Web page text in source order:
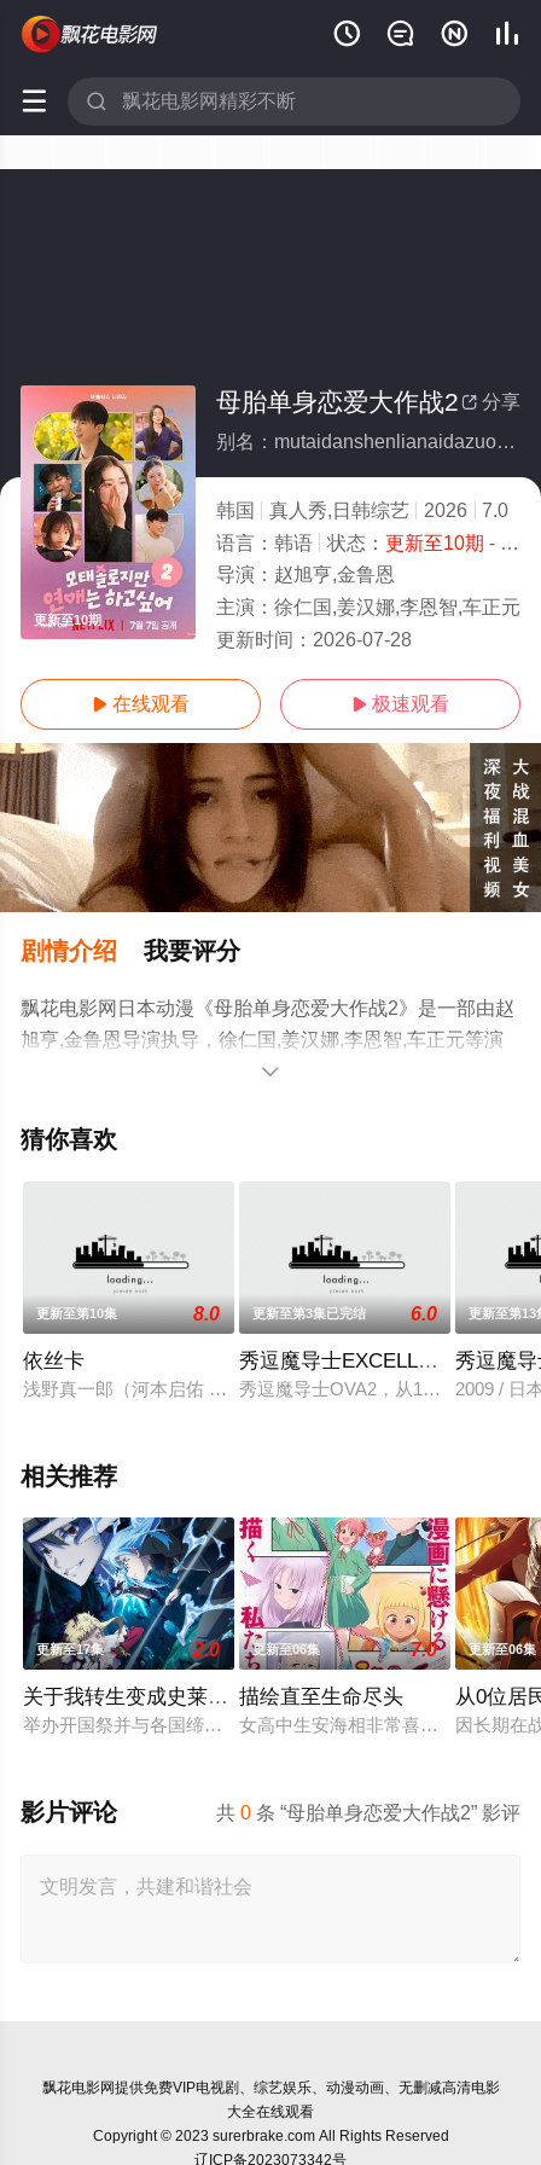
   
 
更新至10期
 分享
母胎单身恋爱大作战2
别名：mutaidanshenlianaidazuozhan2
韩国 真人秀,日韩综艺 2026
7.0
语言： 韩语 状态： 更新至10期 - 免费在线观看
导演： 赵旭亨,金鲁恩
主演： 徐仁国,姜汉娜,李恩智,车正元
更新时间： 2026-07-28
 在线观看  极速观看
剧情介绍 我要评分
飘花电影网日本动漫《母胎单身恋爱大作战2》是一部由赵
旭亨,金鲁恩导演执导，徐仁国,姜汉娜,李恩智,车正元等演
员精彩演绎的韩国动漫，手机免费观看高清未删减完整版
漫、电视猫或剧情网等平台了解。

猜你喜欢
更新至第10集 8.0
依丝卡
浅野真一郎（河本启佑 配音）是一名看似平凡的男子高中生，
更新至第3集已完结 6.0
秀逗魔导士EXCELLENT
秀逗魔导士OVA2，从1998年10月25
更新至第13
秀逗魔
2009 / 日
相关推荐
更新至17集 2.0
关于我转生变成史莱姆这档事第四季
举办开国祭并与各国缔结邦交的魔国联邦，开始朝着实现人类
更新至06集 7.0
描绘直至生命尽头
女高中生安海相非常喜欢看漫画，尤
更新至06集
从0位居
因长期在
共0 条 “母胎单身恋爱大作战2” 影评
影片评论
飘花电影网提供免费VIP电视剧、综艺娱乐、动漫动画、无删减高清电影
大全在线观看
Copyright © 2023 surerbrake.com All Rights Reserved
辽ICP备2023073342号